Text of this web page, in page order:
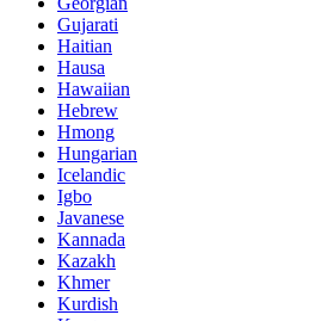
Gujarati
Haitian
Hausa
Hawaiian
Hebrew
Hmong
Hungarian
Icelandic
Igbo
Javanese
Kannada
Kazakh
Khmer
Kurdish